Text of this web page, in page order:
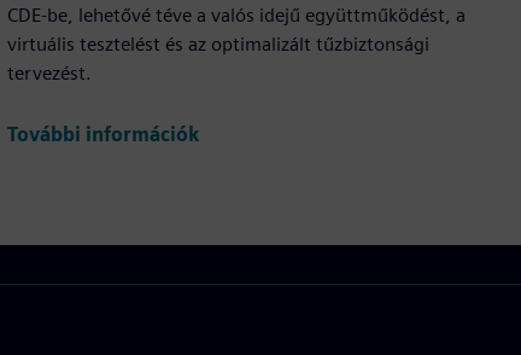
CDE-be, lehetővé téve a valós idejű együttműködést, a
virtuális tesztelést és az optimalizált tűzbiztonsági
tervezést.
További információk